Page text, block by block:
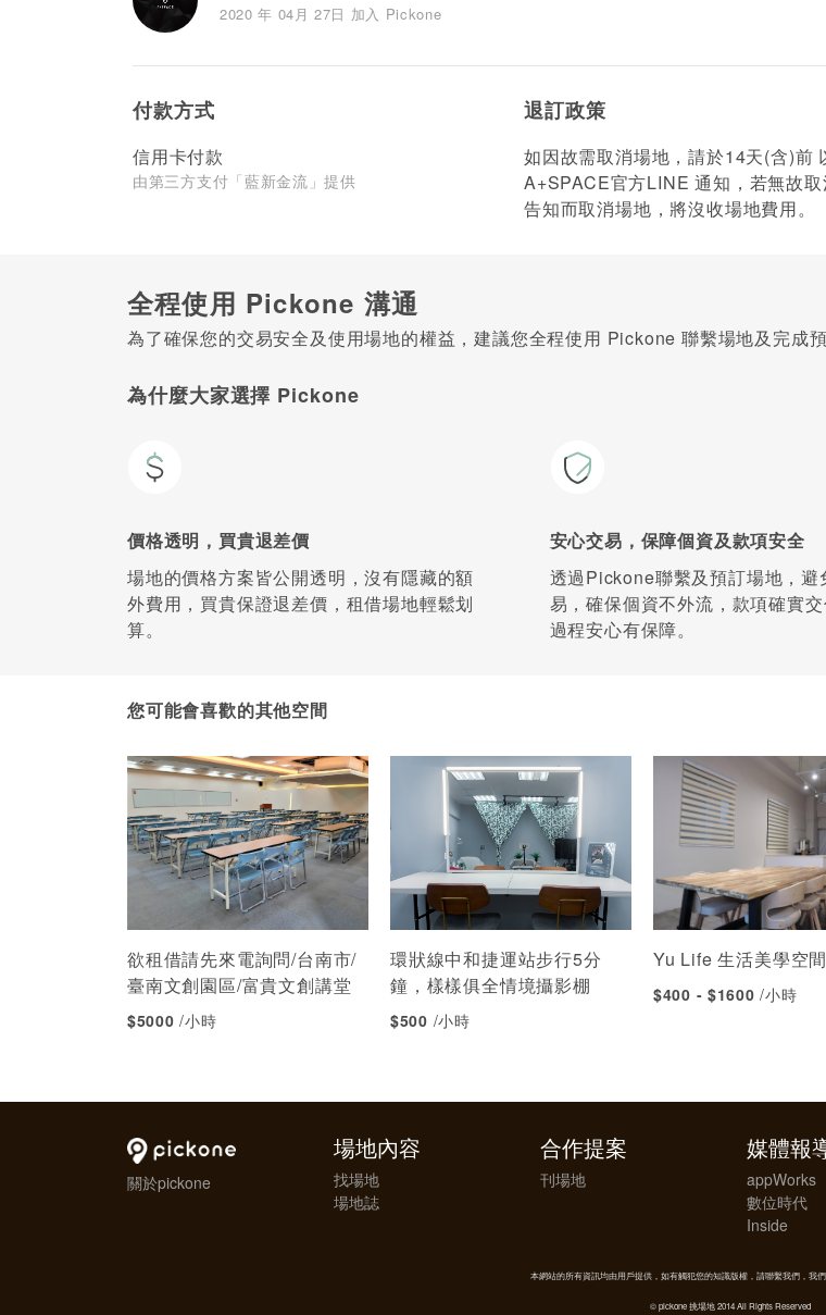
2020 年 04月 27日 加入 Pickone
付款方式
信用卡付款
由第三方支付「藍新金流」提供
退訂政策
如因故需取消場地，請於14天(含)前
A+SPACE官方LINE 通知，若無故
告知而取消場地，將沒收場地費用。
全程使用 Pickone 溝通
為了確保您的交易安全及使用場地的權益，建議您全程使用 Pickone 聯繫場地及完成預
為什麼大家選擇 Pickone
價格透明，買貴退差價
場地的價格方案皆公開透明，沒有隱藏的額
外費用，買貴保證退差價，租借場地輕鬆划
算。
安心交易，保障個資及款項安全
透過Pickone聯繫及預訂場地，避
易，確保個資不外流，款項確實
過程安心有保障。
您可能會喜歡的其他空間
欲租借請先來電詢問/台南市/
臺南文創園區/富貴文創講堂
$5000/小時
環狀線中和捷運站步行5分
鐘，樣樣俱全情境攝影棚
$500 /小時
Yu Life 生活美學空間
$400 - $1600/小時
關於pickone
場地內容
找場地
場地誌
合作提案
刊場地
媒體報
appWorks
數位時代
Inside
本網站的所有資訊均由用戶提供，如有觸犯您的知識版權，請聯繫我們，我們
© pickone 挑場地 2014 All Rights Reserved